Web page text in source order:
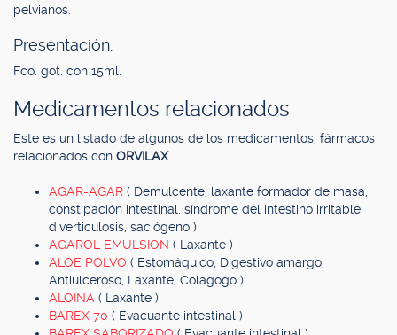
pelvianos.
Presentación.
Fco. got. con 15ml.
Medicamentos relacionados
Este es un listado de algunos de los medicamentos, fármacos
relacionados con ORVILAX
AGAR-AGAR ( Demulcente, laxante formador de masa,
constipación intestinal, síndrome del intestino irritable,
diverticulosis, saciógeno )
AGAROL EMULSION ( Laxante )
ALOE POLVO ( Estomáquico, Digestivo amargo,
Antiulceroso, Laxante, Colagogo )
ALOINA ( Laxante )
BAREX 70 ( Evacuante intestinal )